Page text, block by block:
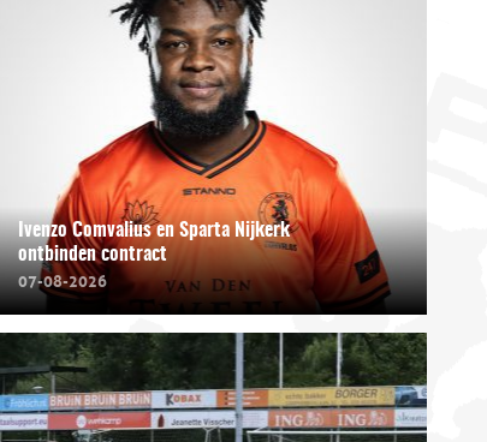
Ivenzo Comvalius en Sparta Nijkerk
ontbinden contract
07-08-2026